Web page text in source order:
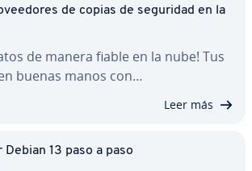
de copias de seguridad en la
de manera fiable en la nube! Tus
buenas manos con…
Leer más
13 paso a paso